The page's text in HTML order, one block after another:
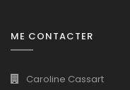
ME CONTACTER
Caroline Cassart